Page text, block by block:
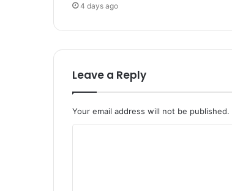
4 days ago
Leave a Reply
Your email address will not be published.